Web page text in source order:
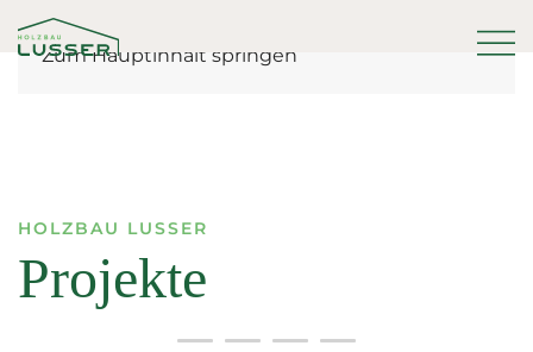
Zum Hauptinhalt springen
HOLZBAU LUSSER
Projekte